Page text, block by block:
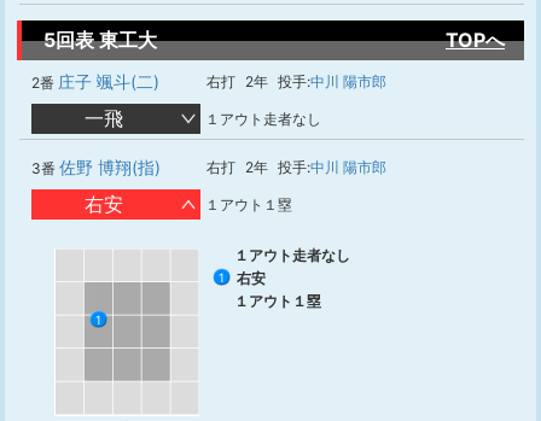
5回表 東工大 TOPへ
2番 庄子 颯斗(二) 右打 2年 投手:中川 陽市郎
一飛 １アウト走者なし
3番 佐野 博翔(指) 右打 2年 投手:中川 陽市郎
右安 １アウト１塁
1
１アウト走者なし
1
右安
１アウト１塁